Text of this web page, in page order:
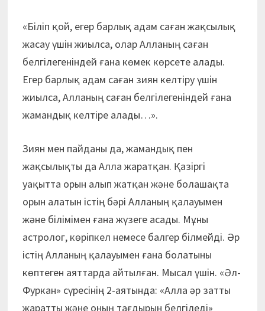
«Біліп қой, егер барлық адам саған жақсылық
жасау үшін жиылса, олар Алланың саған
белгілегеніндей ғана көмек көрсете алады.
Егер барлық адам саған зиян келтіру үшін
жиылса, Алланың саған белгілегеніндей ғана
жамандық келтіре алады…».
Зиян мен пайданы да, жамандық пен
жақсылықты да Алла жаратқан. Қазіргі
уақытта орын алып жатқан және болашақта
орын алатын істің бәрі Алланың қалауымен
және білімімен ғана жүзеге асады. Мұны
астролог, көріпкел немесе балгер білмейді. Әр
істің Алланың қалауымен ғана болатыны
көптеген аяттарда айтылған. Мысал үшін. «Әл-
Фуркан» сүресінің 2-аятында: «Алла әр затты
жаратты және оның тағдырын белгіледі»